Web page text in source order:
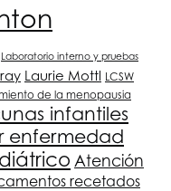
Laboratorio interno y pruebas
Laurie Mottl LCSW
de la menopausia
infantiles
enfermedad
Atención
recetados